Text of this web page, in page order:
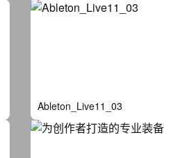
Ableton_Live11_03